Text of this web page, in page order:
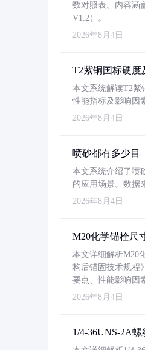
数对照表。内容涵
V1.2）。
2026年8月4日
T2紫铜国标硬度
本文系统解读T2紫
性能指标及影响因
2026年8月4日
喷砂都有多少目
本文系统介绍了喷
的应用场景。数据
2026年8月4日
M20化学锚栓尺
本文详细解析M20
构后锚固技术规程
要点、性能影响因
2026年8月4日
1/4-36UNS-2A